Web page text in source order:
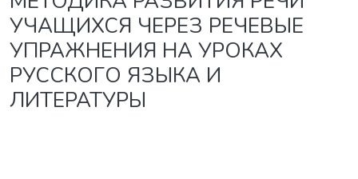
УЧАЩИХСЯ ЧЕРЕЗ РЕЧЕВЫЕ
УПРАЖНЕНИЯ НА УРОКАХ
РУССКОГО ЯЗЫКА И
ЛИТЕРАТУРЫ